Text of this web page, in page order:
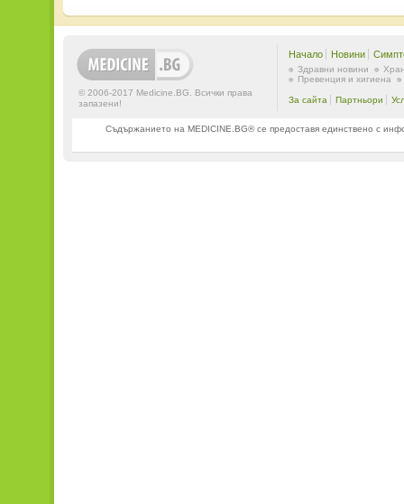
© 2006-2017 Medicine.BG. Всички права
запазени!
Начало Новини
Здравни новини
Превенция и хигиена
За сайта Партньори
Съдържанието на MEDICINE.BG® се предоставя единствено с